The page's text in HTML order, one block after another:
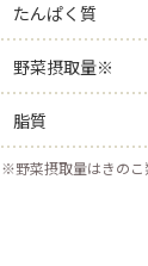
たんぱく質
野菜摂取量※
脂質
※野菜摂取量はきの